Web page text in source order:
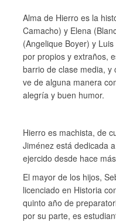
Alma de Hierro es la
Camacho) y Elena
(Angelique Boyer) y
por propios y extraños,
barrio de clase media, y
ve de alguna manera
alegría y buen humor.
Hierro es machista, de
Jiménez está dedicada
ejercido desde hace
El mayor de los hijos,
licenciado en Historia
quinto año de
por su parte, es